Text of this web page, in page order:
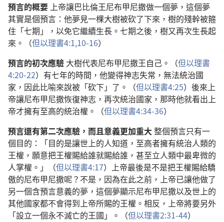
預言的概要 上帝讓巴比倫王尼布甲尼撒做一個夢，這個夢
其實是個預言：他夢見一棵大樹被砍了下來，樹的殘幹被箍
住「七期」，以免它繼續生長。七期之後，樹又再次生長起
來。（但以理書4:1,10-16）
預言的初次應驗 大樹代表尼布甲尼撒王自己。（但以理書
4:20-22）有七年的時間，他變得神志失常，無法統治國
家，因此比喻來說被「砍下」了。（但以理書4:25）後來上
帝讓尼布甲尼撒恢復神志，再次統治國家，那時他就看出上
帝才擁有至高的統治權。（但以理書4:34-36）
預言還有第二次應驗，而且意義更加重大整個預言只有一
個目的：「目的是讓世上的人知道，至高者擁有統治人類的
王權，願意把王權賜給誰就賜給誰，甚至立人類中最卑微的
人掌權。」（但以理書4:17）上帝最後是不是把王權賜給驕
傲的尼布甲尼撒呢？不是，因為在此之前，上帝已讓他做了
另一個含預言意義的夢，這個夢顯示尼布甲尼撒以及世上的
其他國家都不會得到上帝所賜的王權。相反，上帝將要另外
「設立一個永不滅亡的王國」。（但以理書2:31-44）